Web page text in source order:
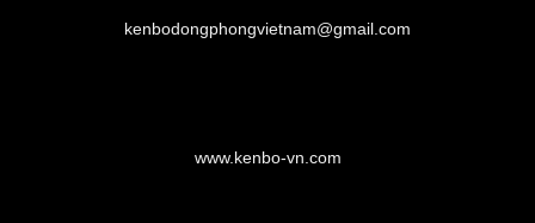
kenbodongphongvietnam@gmail.com
www.kenbo-vn.com